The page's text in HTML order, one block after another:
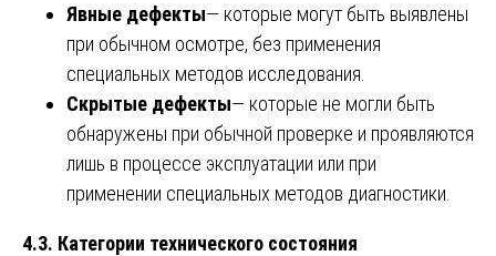
Явные дефекты— которые могут быть выявлены
при обычном осмотре, без применения
специальных методов исследования.
Скрытые дефекты— которые не могли быть
обнаружены при обычной проверке и проявляются
лишь в процессе эксплуатации или при
применении специальных методов диагностики.
4.3. Категории технического состояния